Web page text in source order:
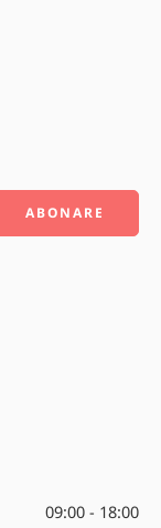
09:00 - 18:00